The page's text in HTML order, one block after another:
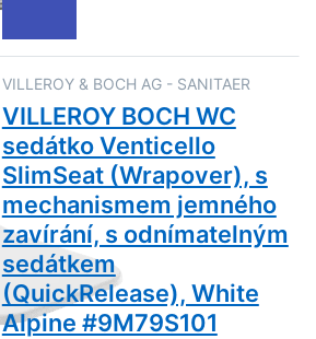
VILLEROY & BOCH AG - SANITAER
VILLEROY BOCH WC
sedátko Venticello
SlimSeat (Wrapover), s
mechanismem jemného
zavírání, s odnímatelným
sedátkem
(QuickRelease), White
Alpine #9M79S101